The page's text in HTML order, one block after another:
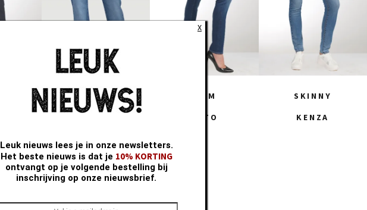
STRAIGHT
SLIM
KATO
SKINNY
KENZA
X
Leuk nieuws lees je in onze newsletters.
Het beste nieuws is dat je 10% KORTING
ontvangt op je volgende bestelling bij
inschrijving op onze nieuwsbrief.